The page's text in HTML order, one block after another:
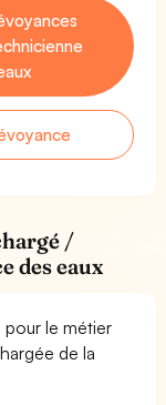
/
des eaux
pour le métier
de la